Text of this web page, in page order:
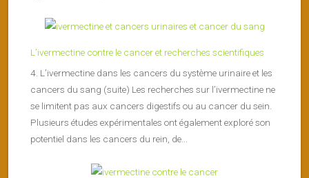
L’ivermectine contre le cancer et recherches scientifiques
4. L’ivermectine dans les cancers du système urinaire et les
cancers du sang (suite) Les recherches sur l’ivermectine ne
se limitent pas aux cancers digestifs ou au cancer du sein.
Plusieurs études expérimentales ont également exploré son
potentiel dans les cancers du rein, de...